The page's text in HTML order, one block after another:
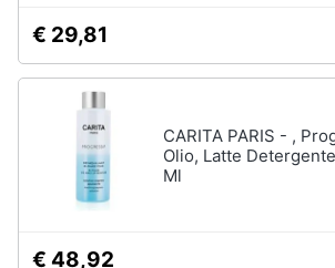
€ 29,81
CARITA PARIS - ,
Olio, Latte
Ml
€ 48,92